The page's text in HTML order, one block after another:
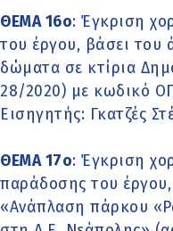
ΘΕΜΑ 16o: Έγκριση
του έργου, βάσει του
δώματα σε κτίρια
28/2020) με κωδικό
Εισηγητής: Γκατζές
ΘΕΜΑ 17o: Έγκριση
παράδοσης του
«Ανάπλαση πάρκου